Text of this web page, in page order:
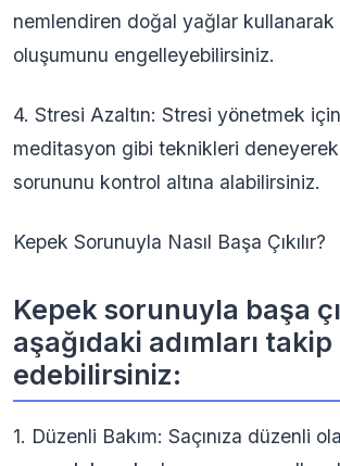
nemlendiren doğal yağlar kullanarak
oluşumunu engelleyebilirsiniz.
4. Stresi Azaltın: Stresi yönetmek
meditasyon gibi teknikleri
sorununu kontrol altına alabilirsiniz.
Kepek Sorunuyla Nasıl Başa Çıkılır?
Kepek sorunuyla başa
aşağıdaki adımları takip
edebilirsiniz:
1. Düzenli Bakım: Saçınıza düzenli